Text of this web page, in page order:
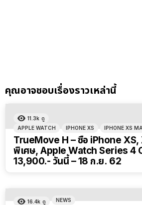
คุณอาจชอบเรื่องราวเหล่านี้
11.3k ดู
APPLE WATCH
IPHONE XS IPHONE XS
TrueMove H – ซื้อ iPhone XS,
พิเศษ, Apple Watch Series 4
13,900.- วันนี้ – 18 ก.ย. 62
16.4k ดู NEWS